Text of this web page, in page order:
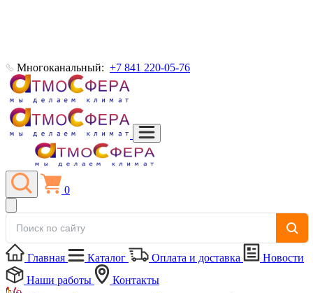
Многоканальный: +7 841 220-05-76
0
Главная Каталог Оплата и доставка
Новости
Наши работы
Контакты